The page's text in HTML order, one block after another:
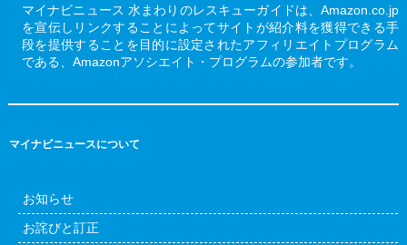
マイナビニュース 水まわりのレスキューガイドは、Amazon.co.jp
を宣伝しリンクすることによってサイトが紹介料を獲得できる手
段を提供することを目的に設定されたアフィリエイトプログラム
である、Amazonアソシエイト・プログラムの参加者です。
マイナビニュースについて
お知らせ
お詫びと訂正